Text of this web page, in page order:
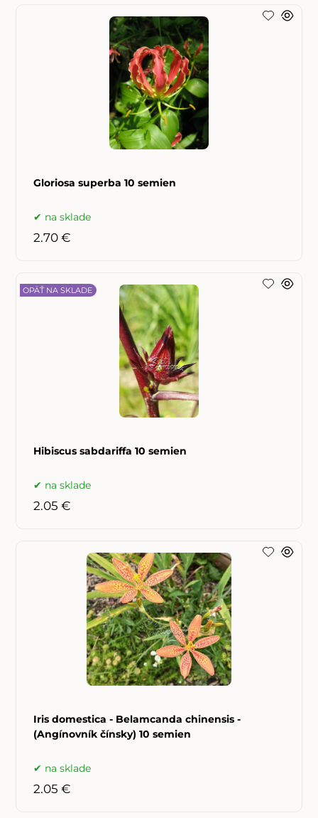
Gloriosa superba 10 semien
na sklade
2.70 €
Hibiscus sabdariffa 10 semien
OPÄŤ NA SKLADE
na sklade
2.05 €
Iris domestica - Belamcanda chinensis -
(Angínovník čínsky) 10 semien
na sklade
2.05 €